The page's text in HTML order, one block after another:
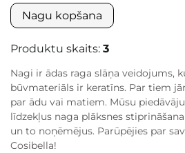
Nagu kopšana
Produktu skaits: 3
Nagi ir ādas raga slāņa veidojums,
būvmateriāls ir keratīns. Par tiem
par ādu vai matiem. Mūsu
līdzekļus naga plāksnes
un to noņēmējus. Parūpējies par
Cosibella!